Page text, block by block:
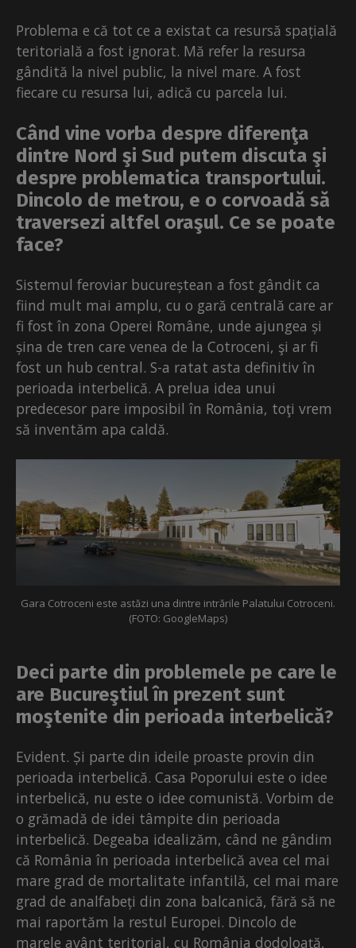
Problema e că tot ce a existat ca resursă spațială
teritorială a fost ignorat. Mă refer la resursa
gândită la nivel public, la nivel mare. A fost
fiecare cu resursa lui, adică cu parcela lui.
Când vine vorba despre diferenţa
dintre Nord şi Sud putem discuta şi
despre problematica transportului.
Dincolo de metrou, e o corvoadă să
traversezi altfel oraşul. Ce se poate
face?
Sistemul feroviar bucureștean a fost gândit ca
fiind mult mai amplu, cu o gară centrală care ar
fi fost în zona Operei Române, unde ajungea și
șina de tren care venea de la Cotroceni, şi ar fi
fost un hub central. S-a ratat asta definitiv în
perioada interbelică. A prelua idea unui
predecesor pare imposibil în România, toţi vrem
să inventăm apa caldă.
Gara Cotroceni este astăzi una dintre intrările Palatului Cotroceni.
(FOTO: GoogleMaps)
Deci parte din problemele pe care le
are Bucureştiul în prezent sunt
moştenite din perioada interbelică?
Evident. Și parte din ideile proaste provin din
perioada interbelică. Casa Poporului este o idee
interbelică, nu este o idee comunistă. Vorbim de
o grămadă de idei tâmpite din perioada
interbelică. Degeaba idealizăm, când ne gândim
că România în perioada interbelică avea cel mai
mare grad de mortalitate infantilă, cel mai mare
grad de analfabeți din zona balcanică, fără să ne
mai raportăm la restul Europei. Dincolo de
marele avânt teritorial, cu România dodoloaţă,